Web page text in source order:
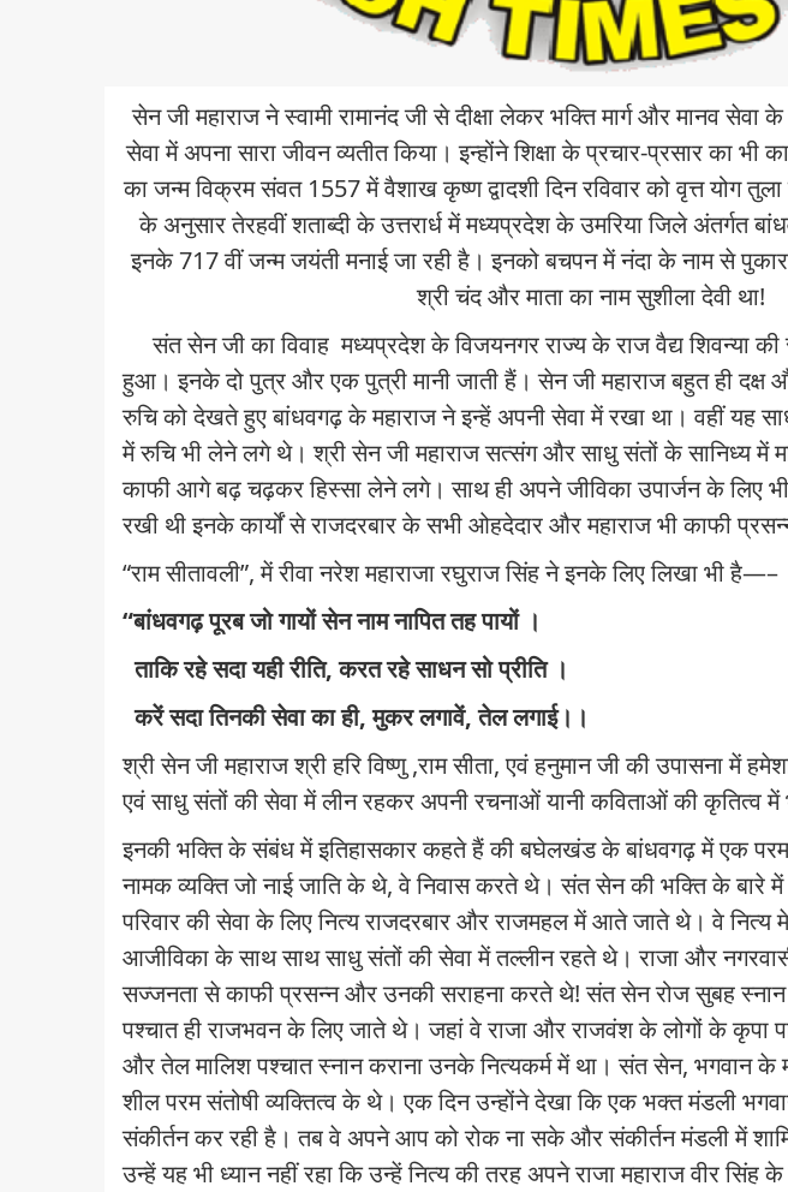
सेन जी महाराज ने स्वामी रामानंद जी से दीक्षा लेकर भक्ति मार्ग और मानव सेवा
सेवा में अपना सारा जीवन व्यतीत किया। इन्होंने शिक्षा के प्रचार-प्रसार का भी
का जन्म विक्रम संवत 1557में वैशाख कृष्ण द्वादशी दिन रविवार को वृत्त योग
के अनुसार तेरहवीं शताब्दी के उत्तरार्ध में मध्यप्रदेश के उमरिया जिले अंतर्गत
इनके717वीं जन्म जयंती मनाई जा रही है। इनको बचपन में नंदा के नाम से
श्री चंद और माता का नाम सुशीला देवी था!
संत सेन जी का विवाह मध्यप्रदेश के विजयनगर राज्य के राज वैद्य शिवन्या
हुआ। इनके दो पुत्र और एक पुत्री मानी जाती हैं। सेन जी महाराज बहुत ही दक्ष
रुचि को देखते हुए बांधवगढ़ के महाराज ने इन्हें अपनी सेवा में रखा था। वहीं यह
में रुचि भी लेने लगे थे। श्री सेन जी महाराज सत्संग और साधु संतों के सानिध्य में
काफी आगे बढ़ चढ़कर हिस्सा लेने लगे। साथ ही अपने जीविका उपार्जन के लिए भी
रखी थी इनके कार्यों से राजदरबार के सभी ओहदेदार और महाराज भी काफी
“राम सीतावली”,में रीवा नरेश महाराजा रघुराज सिंह ने इनके लिए लिखा भी है—–
“बांधवगढ़ पूरब जो गायों सेन नाम नापित तह पायों ।
ताकि रहे सदा यही रीति,करत रहे साधन सो प्रीति ।
करें सदा तिनकी सेवा का ही,मुकर लगावें,तेल लगाई।।
श्री सेन जी महाराज श्री हरि विष्णु,राम सीता,एवं हनुमान जी की उपासना में
एवं साधु संतों की सेवा में लीन रहकर अपनी रचनाओं यानी कविताओं की कृतित्व में
इनकी भक्ति के संबंध में इतिहासकार कहते हैं की बघेलखंड के बांधवगढ़ में एक
नामक व्यक्ति जो नाई जाति के थे,वे निवास करते थे। संत सेन की भक्ति के बारे
परिवार की सेवा के लिए नित्य राजदरबार और राजमहल में आते जाते थे। वे
आजीविका के साथ साथ साधु संतों की सेवा में तल्लीन रहते थे। राजा और
सज्जनता से काफी प्रसन्न और उनकी सराहना करते थे! संत सेन रोज सुबह
पश्चात ही राजभवन के लिए जाते थे। जहां वे राजा और राजवंश के लोगों के कृपा
और तेल मालिश पश्चात स्नान कराना उनके नित्यकर्म में था। संत सेन, भगवान के
शील परम संतोषी व्यक्तित्व के थे। एक दिन उन्होंने देखा कि एक भक्त मंडली
संकीर्तन कर रही है। तब वे अपने आप को रोक ना सके और संकीर्तन मंडली में
उन्हें यह भी ध्यान नहीं रहा कि उन्हें नित्य की तरह अपने राजा महाराज वीर सिंह